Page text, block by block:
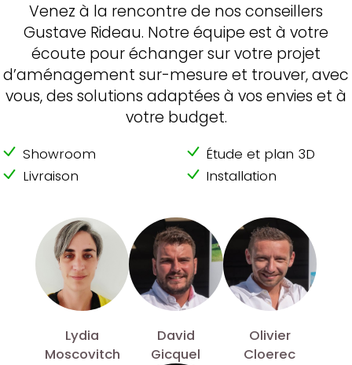
Venez à la rencontre de nos conseillers
Gustave Rideau. Notre équipe est à votre
écoute pour échanger sur votre projet
d’aménagement sur-mesure et trouver, avec
vous, des solutions adaptées à vos envies et à
votre budget.
Showroom
Étude et plan 3D
Livraison
Installation
Lydia
Moscovitch
David
Gicquel
Olivier
Cloerec